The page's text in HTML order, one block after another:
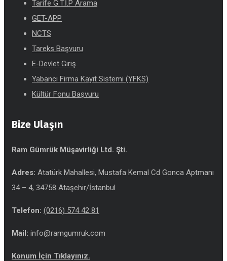
Tarife G.T.İ.P Arama
GET-APP
NCTS
Tareks Başvuru
E-Devlet Giriş
Yabancı Firma Kayıt Sistemi (YFKS)
Kültür Fonu Başvuru
Bize Ulaşın
Ram Gümrük Müşavirliği Ltd. Şti.
Adres: Atatürk Mahallesi, Mustafa Kemal Cd Gonca Aptmanı
34 – 4, 34758 Ataşehir/İstanbul
Telefon: (0216) 574 42 81
Mail: info@ramgumruk.com
Konum İçin Tıklayınız.